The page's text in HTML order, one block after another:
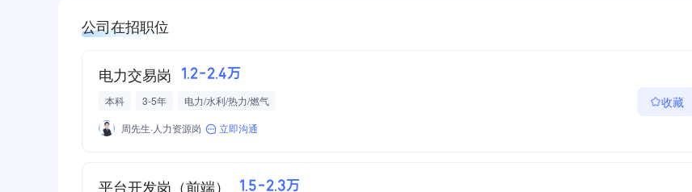
公司在招职位
电力交易岗 1.2-2.4万
本科 3-5年
电力/水利/热力/燃气
周先生·人力资源岗
立即沟通
收藏
平台开发岗（前端） 1.5-2.3万